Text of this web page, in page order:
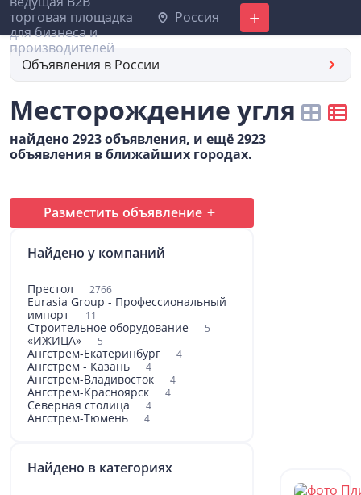
Россия Добавить
Объявления в России
Месторождение угля
найдено 2923 объявления, и ещё 2923
объявления в ближайших городах.
Разместить объявление
Найдено у компаний
Престол 2766
Eurasia Group - Профессиональный
импорт
11
Строительное оборудование 5
«ИЖИЦА» 5
Ангстрем-Екатеринбург 4
Ангстрем - Казань 4
Ангстрем-Владивосток 4
Ангстрем-Красноярск 4
Северная столица 4
Ангстрем-Тюмень 4
Найдено в категориях